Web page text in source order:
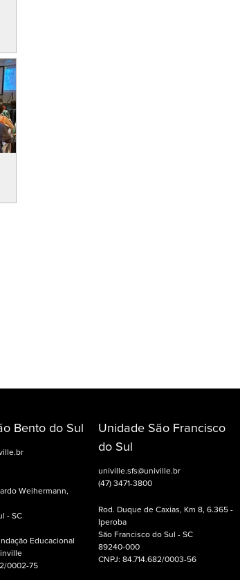
Bento do Sul
Weihermann,
- SC
Educacional
0002-75
Unidade São Francisco
do Sul
univille.sfs@univille.br
(47) 3471-3800
Rod. Duque de Caxias, Km 8, 6.365 -
Iperoba
São Francisco do Sul - SC
89240-000
CNPJ: 84.714.682/0003-56